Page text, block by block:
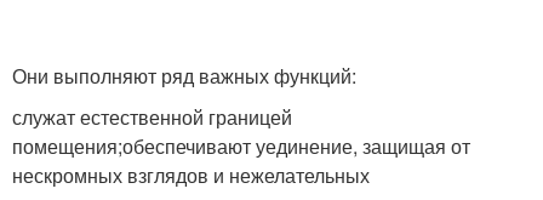
Они выполняют ряд важных функций:
служат естественной границей
помещения;обеспечивают уединение, защищая от
нескромных взглядов и нежелательных